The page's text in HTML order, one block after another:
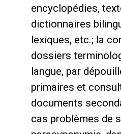
encyclopédies,
dictionnaires
lexiques, etc.; la
dossiers
langue, par
primaires et
documents
cas problèmes de